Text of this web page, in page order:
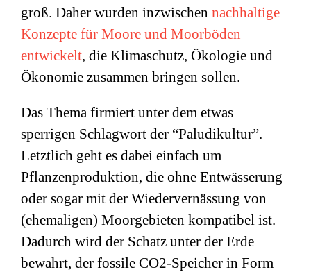
groß. Daher wurden inzwischen nachhaltige
Konzepte für Moore und Moorböden
entwickelt, die Klimaschutz, Ökologie und
Ökonomie zusammen bringen sollen.
Das Thema firmiert unter dem etwas
sperrigen Schlagwort der “Paludikultur”.
Letztlich geht es dabei einfach um
Pflanzenproduktion, die ohne Entwässerung
oder sogar mit der Wiedervernässung von
(ehemaligen) Moorgebieten kompatibel ist.
Dadurch wird der Schatz unter der Erde
bewahrt, der fossile CO2-Speicher in Form